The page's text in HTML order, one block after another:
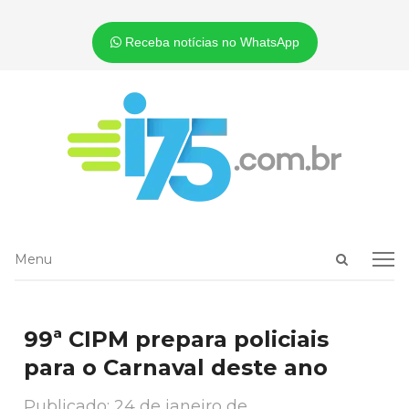
Receba notícias no WhatsApp
Open
Menu
Menu
99ª CIPM prepara policiais
para o Carnaval deste ano